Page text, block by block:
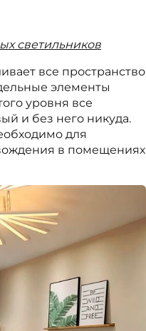
светильников
все пространство
элементы
уровня все
и без него никуда.
для
в помещениях